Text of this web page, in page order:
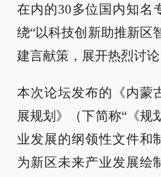
在内的30多位国内知名
绕“以科技创新助推新区
建言献策，展开热烈讨论
本次论坛发布的《内蒙
展规划》（下简称“《规
业发展的纲领性文件和
为新区未来产业发展绘